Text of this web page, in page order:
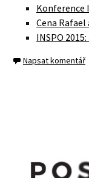
Konference
Cena
INSPO
Napsat komentář